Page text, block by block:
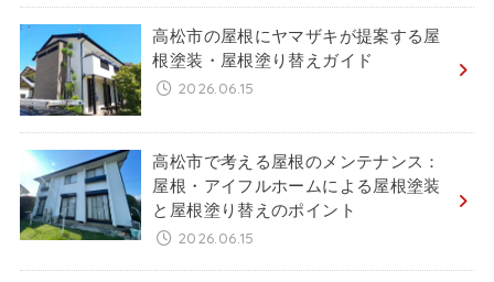
高松市の屋根にヤマザキが提案する屋
根塗装・屋根塗り替えガイド
2026.06.15
高松市で考える屋根のメンテナンス：
屋根・アイフルホームによる屋根塗装
と屋根塗り替えのポイント
2026.06.15